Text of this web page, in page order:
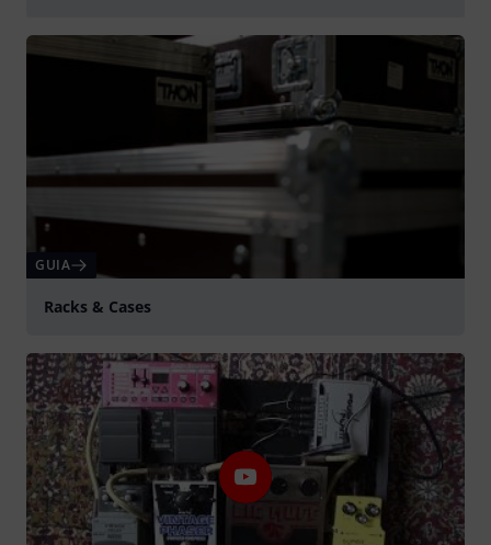
GUIA
Racks & Cases